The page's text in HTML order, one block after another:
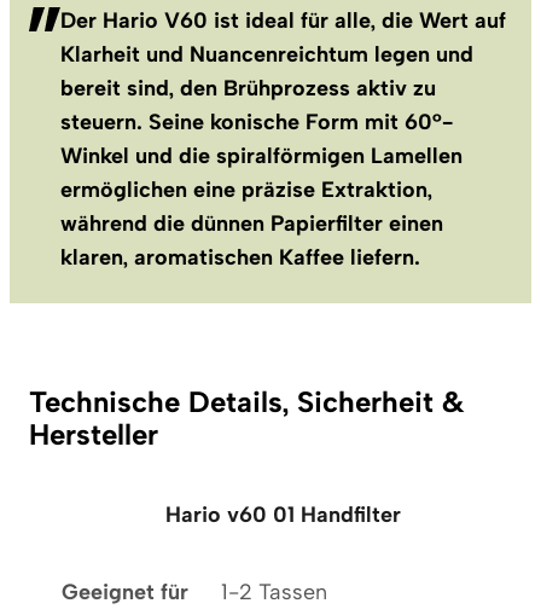
Der Hario V60 ist ideal für alle, die Wert auf
Klarheit und Nuancenreichtum legen und
bereit sind, den Brühprozess aktiv zu
steuern. Seine konische Form mit 60°-
Winkel und die spiralförmigen Lamellen
ermöglichen eine präzise Extraktion,
während die dünnen Papierfilter einen
klaren, aromatischen Kaffee liefern.
Technische Details, Sicherheit &
Hersteller
Hario v60 01 Handfilter
Geeignet für 1-2 Tassen